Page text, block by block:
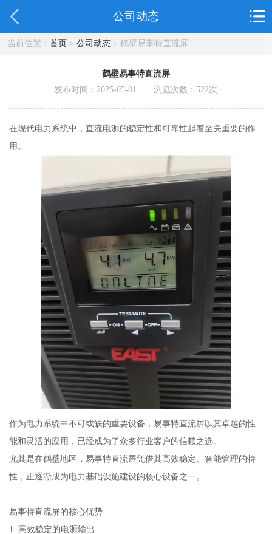
公司动态
当前位置： 首页> 公司动态> 鹤壁易事特直流屏
鹤壁易事特直流屏
发布时间：2025-05-01 浏览次数： 522次
在现代电力系统中，直流电源的稳定性和可靠性起着至关重要的作
用。
作为电力系统中不可或缺的重要设备，易事特直流屏以其卓越的性
能和灵活的应用，已经成为了众多行业客户的信赖之选。
尤其是在鹤壁地区，易事特直流屏凭借其高效稳定、智能管理的特
性，正逐渐成为电力基础设施建设的核心设备之一。
易事特直流屏的核心优势
1. 高效稳定的电源输出